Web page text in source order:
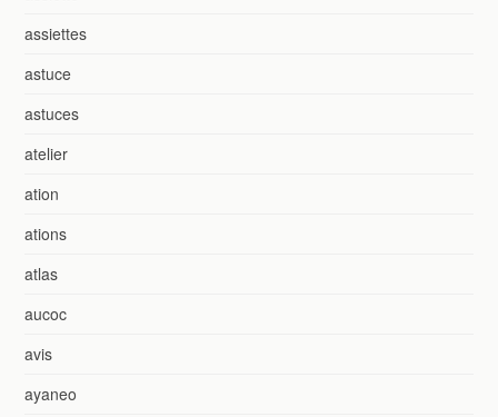
assiettes
astuce
astuces
atelier
ation
ations
atlas
aucoc
avis
ayaneo